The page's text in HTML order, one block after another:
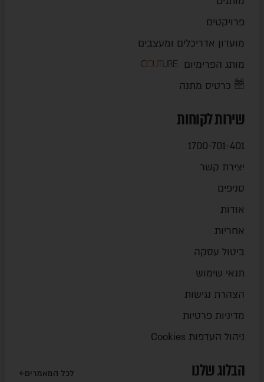
פרויקטים
מועדון אדריכלים ומעצבים
מותג הפרימיום
כרטיס מתנה
שירות לקוחות
1700-701-401
יצירת קשר
סניפים
אודות
אחריות
ביטול עסקה
תנאי שימוש
הצהרת נגישות
מדיניות פרטיות
ניהול העדפות Cookies
הבלוג שלנו לכל המאמרים